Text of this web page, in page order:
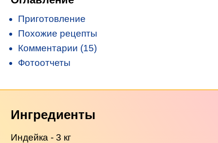
Приготовление
Похожие рецепты
Комментарии (15)
Фотоотчеты
Ингредиенты
Индейка - 3 кг